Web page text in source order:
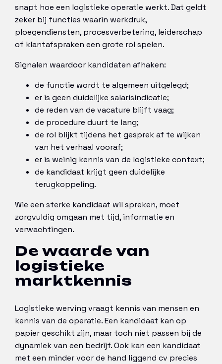
snapt hoe een logistieke operatie werkt. Dat geldt
zeker bij functies waarin werkdruk,
ploegendiensten, procesverbetering, leiderschap
of klantafspraken een grote rol spelen.
Signalen waardoor kandidaten afhaken:
de functie wordt te algemeen uitgelegd;
er is geen duidelijke salarisindicatie;
de reden van de vacature blijft vaag;
de procedure duurt te lang;
de rol blijkt tijdens het gesprek af te wijken
van het verhaal vooraf;
er is weinig kennis van de logistieke context;
de kandidaat krijgt geen duidelijke
terugkoppeling.
Wie een sterke kandidaat wil spreken, moet
zorgvuldig omgaan met tijd, informatie en
verwachtingen.
De waarde van
logistieke
marktkennis
Logistieke werving vraagt kennis van mensen en
kennis van de operatie. Een kandidaat kan op
papier geschikt zijn, maar toch niet passen bij de
dynamiek van een bedrijf. Ook kan een kandidaat
met een minder voor de hand liggend cv precies